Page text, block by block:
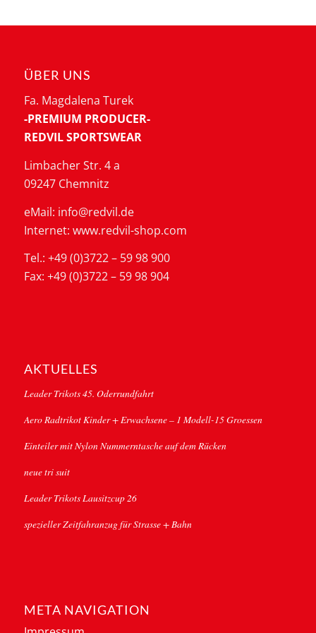
ÜBER UNS
Fa. Magdalena Turek
-PREMIUM PRODUCER-
REDVIL SPORTSWEAR
Limbacher Str. 4 a
09247 Chemnitz
eMail: info@redvil.de
Internet: www.redvil-shop.com
Tel.: +49 (0)3722 – 59 98 900
Fax: +49 (0)3722 – 59 98 904
AKTUELLES
Leader Trikots 45. Oderrundfahrt
Aero Radtrikot Kinder + Erwachsene – 1 Modell-15 Groessen
Einteiler mit Nylon Nummerntasche auf dem Rücken
neue tri suit
Leader Trikots Lausitzcup 26
spezieller Zeitfahranzug für Strasse + Bahn
META NAVIGATION